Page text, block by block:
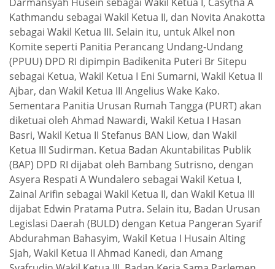
Kathmandu sebagai Wakil Ketua II, dan Novita Anakotta
sebagai Wakil Ketua III. Selain itu, untuk Alkel non
Komite seperti Panitia Perancang Undang-Undang
(PPUU) DPD RI dipimpin Badikenita Puteri Br Sitepu
sebagai Ketua, Wakil Ketua I Eni Sumarni, Wakil Ketua II
Ajbar, dan Wakil Ketua III Angelius Wake Kako.
Sementara Panitia Urusan Rumah Tangga (PURT) akan
diketuai oleh Ahmad Nawardi, Wakil Ketua I Hasan
Basri, Wakil Ketua II Stefanus BAN Liow, dan Wakil
Ketua III Sudirman. Ketua Badan Akuntabilitas Publik
(BAP) DPD RI dijabat oleh Bambang Sutrisno, dengan
Asyera Respati A Wundalero sebagai Wakil Ketua I,
Zainal Arifin sebagai Wakil Ketua II, dan Wakil Ketua III
dijabat Edwin Pratama Putra. Selain itu, Badan Urusan
Legislasi Daerah (BULD) dengan Ketua Pangeran Syarif
Abdurahman Bahasyim, Wakil Ketua I Husain Alting
Sjah, Wakil Ketua II Ahmad Kanedi, dan Amang